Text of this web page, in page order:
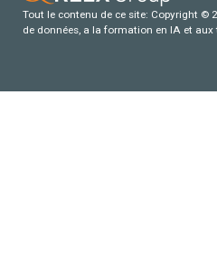
Tout le contenu de ce site: Copyright ©
de données, a la formation en IA et